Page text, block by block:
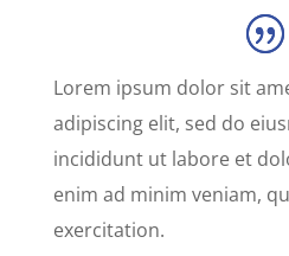
Lorem ipsum dolor sit
adipiscing elit, sed do
incididunt ut labore et
enim ad minim veniam,
exercitation.